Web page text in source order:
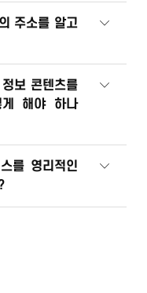
주소를 알고
보 콘텐츠를
게 해야 하나
를 영리적인